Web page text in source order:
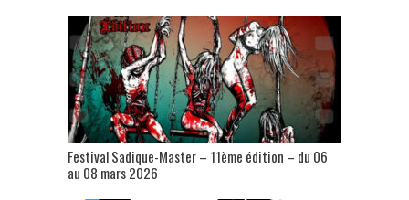
Festival Sadique-Master – 11ème édition – du 06
au 08 mars 2026